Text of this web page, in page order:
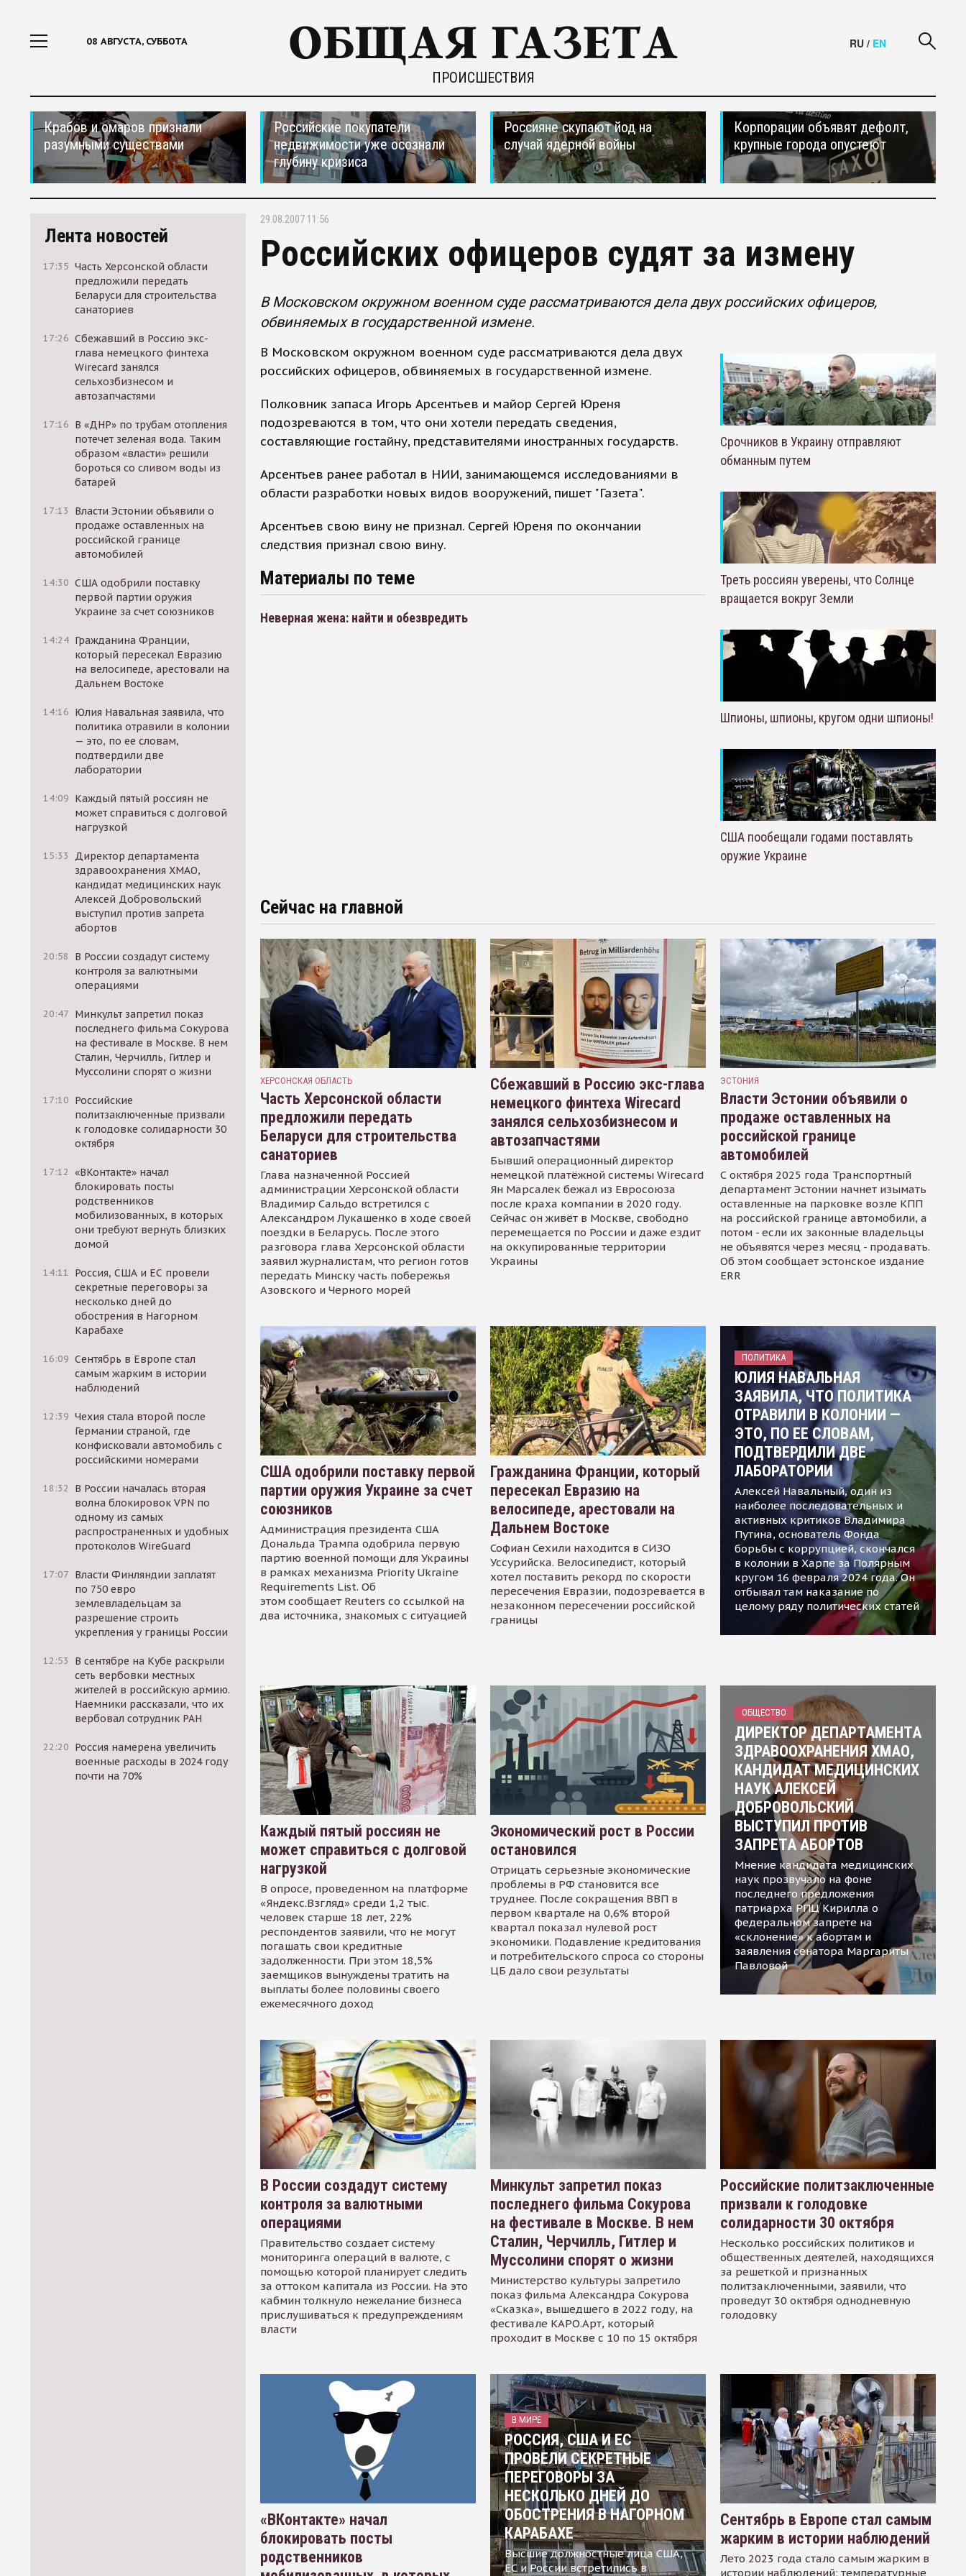
08 АВГУСТА, СУББОТА
ПРОИСШЕСТВИЯ
RU / EN
Крабов и омаров признали
разумными существами
Российские покупатели
недвижимости уже осознали
глубину кризиса
Россияне скупают йод на
случай ядерной войны
Корпорации объявят дефолт,
крупные города опустеют
Лента новостей
17:35 Часть Херсонской области
предложили передать
Беларуси для строительства
санаториев
17:26 Сбежавший в Россию экс-
глава немецкого финтеха
Wirecard занялся
сельхозбизнесом и
автозапчастями
17:16 В «ДНР» по трубам отопления
потечет зеленая вода. Таким
образом «власти» решили
бороться со сливом воды из
батарей
17:13
Власти Эстонии объявили о
продаже оставленных на
российской границе
автомобилей
14:30 США одобрили поставку
первой партии оружия
Украине за счет союзников
14:24 Гражданина Франции,
который пересекал Евразию
на велосипеде, арестовали на
Дальнем Востоке
14:16 Юлия Навальная заявила, что
политика отравили в колонии
— это, по ее словам,
подтвердили две
лаборатории
14:09 Каждый пятый россиян не
может справиться с долговой
нагрузкой
15:33
Директор департамента
здравоохранения ХМАО,
кандидат медицинских наук
Алексей Добровольский
выступил против запрета
абортов
20:58
В России создадут систему
контроля за валютными
операциями
20:47 Минкульт запретил показ
последнего фильма Сокурова
на фестивале в Москве. В нем
Сталин, Черчилль, Гитлер и
Муссолини спорят о жизни
17:10 Российские
политзаключенные призвали
к голодовке солидарности 30
октября
17:12 «ВКонтакте» начал
блокировать посты
родственников
мобилизованных, в которых
они требуют вернуть близких
домой
14:11
Россия, США и ЕС провели
секретные переговоры за
несколько дней до
обострения в Нагорном
Карабахе
16:09 Сентябрь в Европе стал
самым жарким в истории
наблюдений
12:39 Чехия стала второй после
Германии страной, где
конфисковали автомобиль с
российскими номерами
18:32
В России началась вторая
волна блокировок VPN по
одному из самых
распространенных и удобных
протоколов WireGuard
17:07 Власти Финляндии заплатят
по 750 евро
землевладельцам за
разрешение строить
укрепления у границы России
12:53
В сентябре на Кубе раскрыли
сеть вербовки местных
жителей в российскую армию.
Наемники рассказали, что их
вербовал сотрудник РАН
22:20 Россия намерена увеличить
военные расходы в 2024 году
почти на 70%
29.08.2007 11:56
Российских офицеров судят за измену
В Московском окружном военном суде рассматриваются дела двух российских офицеров,
обвиняемых в государственной измене.
В Московском окружном военном суде рассматриваются дела двух
российских офицеров, обвиняемых в государственной измене.
Полковник запаса Игорь Арсентьев и майор Сергей Юреня
подозреваются в том, что они хотели передать сведения,
составляющие гостайну, представителями иностранных государств.
Арсентьев ранее работал в НИИ, занимающемся исследованиями в
области разработки новых видов вооружений, пишет "Газета".
Арсентьев свою вину не признал. Сергей Юреня по окончании
следствия признал свою вину.
Материалы по теме
Неверная жена: найти и обезвредить
Срочников в Украину отправляют
обманным путем
Треть россиян уверены, что Солнце
вращается вокруг Земли
Шпионы, шпионы, кругом одни шпионы!
США пообещали годами поставлять
оружие Украине
Сейчас на главной
ХЕРСОНСКАЯ ОБЛАСТЬ
Часть Херсонской области
предложили передать
Беларуси для строительства
санаториев
Глава назначенной Россией
администрации Херсонской области
Владимир Сальдо встретился с
Александром Лукашенко в ходе своей
поездки в Беларусь. После этого
разговора глава Херсонской области
заявил журналистам, что регион готов
передать Минску часть побережья
Азовского и Черного морей
Сбежавший в Россию экс-глава
немецкого финтеха Wirecard
занялся сельхозбизнесом и
автозапчастями
Бывший операционный директор
немецкой платёжной системы Wirecard
Ян Марсалек бежал из Евросоюза
после краха компании в 2020 году.
Сейчас он живёт в Москве, свободно
перемещается по России и даже ездит
на оккупированные территории
Украины
ЭСТОНИЯ
Власти Эстонии объявили о
продаже оставленных на
российской границе
автомобилей
С октября 2025 года Транспортный
департамент Эстонии начнет изымать
оставленные на парковке возле КПП
на российской границе автомобили, а
потом - если их законные владельцы
не объявятся через месяц - продавать.
Об этом сообщает эстонское издание
ERR
США одобрили поставку первой
партии оружия Украине за счет
союзников
Администрация президента США
Дональда Трампа одобрила первую
партию военной помощи для Украины
в рамках механизма Priority Ukraine
Requirements List. Об
этом сообщает Reuters со ссылкой на
два источника, знакомых с ситуацией
Гражданина Франции, который
пересекал Евразию на
велосипеде, арестовали на
Дальнем Востоке
Софиан Сехили находится в СИЗО
Уссурийска. Велосипедист, который
хотел поставить рекорд по скорости
пересечения Евразии, подозревается в
незаконном пересечении российской
границы
ПОЛИТИКА
ЮЛИЯ НАВАЛЬНАЯ
ЗАЯВИЛА, ЧТО ПОЛИТИКА
ОТРАВИЛИ В КОЛОНИИ —
ЭТО, ПО ЕЕ СЛОВАМ,
ПОДТВЕРДИЛИ ДВЕ
ЛАБОРАТОРИИ
Алексей Навальный, один из
наиболее последовательных и
активных критиков Владимира
Путина, основатель Фонда
борьбы с коррупцией, скончался
в колонии в Харпе за Полярным
кругом 16 февраля 2024 года. Он
отбывал там наказание по
целому ряду политических статей
Каждый пятый россиян не
может справиться с долговой
нагрузкой
В опросе, проведенном на платформе
«Яндекс.Взгляд» среди 1,2 тыс.
человек старше 18 лет, 22%
респондентов заявили, что не могут
погашать свои кредитные
задолженности. При этом 18,5%
заемщиков вынуждены тратить на
выплаты более половины своего
ежемесячного доход
Экономический рост в России
остановился
Отрицать серьезные экономические
проблемы в РФ становится все
труднее. После сокращения ВВП в
первом квартале на 0,6% второй
квартал показал нулевой рост
экономики. Подавление кредитования
и потребительского спроса со стороны
ЦБ дало свои результаты
ОБЩЕСТВО
ДИРЕКТОР ДЕПАРТАМЕНТА
ЗДРАВООХРАНЕНИЯ ХМАО,
КАНДИДАТ МЕДИЦИНСКИХ
НАУК АЛЕКСЕЙ
ДОБРОВОЛЬСКИЙ
ВЫСТУПИЛ ПРОТИВ
ЗАПРЕТА АБОРТОВ
Мнение кандидата медицинских
наук прозвучало на фоне
последнего предложения
патриарха РПЦ Кирилла о
федеральном запрете на
«склонение» к абортам и
заявления сенатора Маргариты
Павловой
В России создадут систему
контроля за валютными
операциями
Правительство создает систему
мониторинга операций в валюте, с
помощью которой планирует следить
за оттоком капитала из России. На это
кабмин толкнуло нежелание бизнеса
прислушиваться к предупреждениям
власти
Минкульт запретил показ
последнего фильма Сокурова
на фестивале в Москве. В нем
Сталин, Черчилль, Гитлер и
Муссолини спорят о жизни
Министерство культуры запретило
показ фильма Александра Сокурова
«Сказка», вышедшего в 2022 году, на
фестивале КАРО.Арт, который
проходит в Москве с 10 по 15 октября
Российские политзаключенные
призвали к голодовке
солидарности 30 октября
Несколько российских политиков и
общественных деятелей, находящихся
за решеткой и признанных
политзаключенными, заявили, что
проведут 30 октября однодневную
голодовку
«ВКонтакте» начал
блокировать посты
родственников
В МИРЕ
РОССИЯ, США И ЕС
ПРОВЕЛИ СЕКРЕТНЫЕ
ПЕРЕГОВОРЫ ЗА
НЕСКОЛЬКО ДНЕЙ ДО
ОБОСТРЕНИЯ В НАГОРНОМ
КАРАБАХЕ
Высшие должностные лица США,
ЕС и России встретились в
Сентябрь в Европе стал самым
жарким в истории наблюдений
Лето 2023 года стало самым жарким в
истории наблюдений: температурные